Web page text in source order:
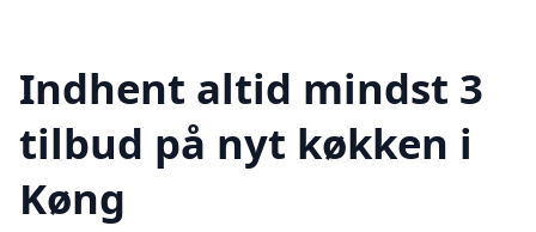
Indhent altid mindst 3
tilbud på nyt køkken i
Køng